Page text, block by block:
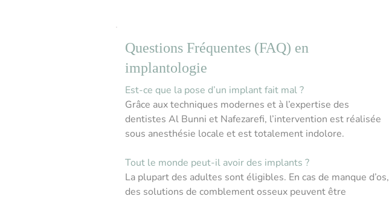
Questions Fréquentes (FAQ) en
implantologie
Est-ce que la pose d’un implant fait mal ?
Grâce aux techniques modernes et à l’expertise des
dentistes Al Bunni et Nafezarefi, l’intervention est réalisée
sous anesthésie locale et est totalement indolore.
Tout le monde peut-il avoir des implants ?
La plupart des adultes sont éligibles. En cas de manque d’os,
des solutions de comblement osseux peuvent être